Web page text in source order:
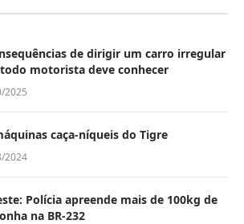
de dirigir um carro irregular
motorista deve conhecer
2025
caça-níqueis do Tigre
2024
Polícia apreende mais de 100kg de
na BR-232